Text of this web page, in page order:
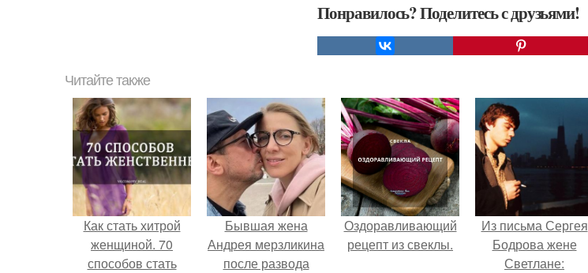
Понравилось? Поделитесь с друзьями!
Читайте также
Как стать хитрой
женщиной. 70
способов стать
Бывшая жена
Андрея мерзликина
после развода
Оздоравливающий
рецепт из свеклы.
Из письма Сергея
Бодрова жене
Светлане: